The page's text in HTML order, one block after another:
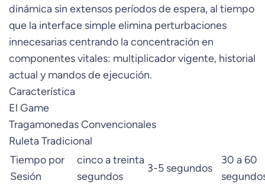
dinámica sin extensos períodos de espera, al tiempo
que la interface simple elimina perturbaciones
innecesarias centrando la concentración en
componentes vitales: multiplicador vigente, historial
actual y mandos de ejecución.
Característica
El Game
Tragamonedas Convencionales
Ruleta Tradicional
Tiempo por
Sesión
cinco a treinta
segundos
3-5 segundos
30 a 60